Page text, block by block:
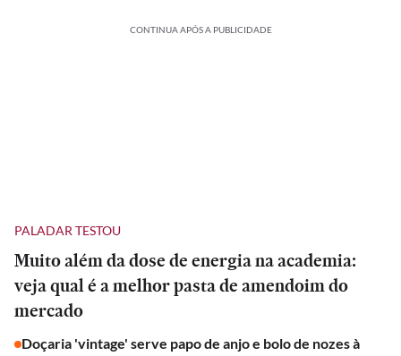
CONTINUA APÓS A PUBLICIDADE
PALADAR TESTOU
Muito além da dose de energia na academia:
veja qual é a melhor pasta de amendoim do
mercado
Doçaria 'vintage' serve papo de anjo e bolo de nozes à